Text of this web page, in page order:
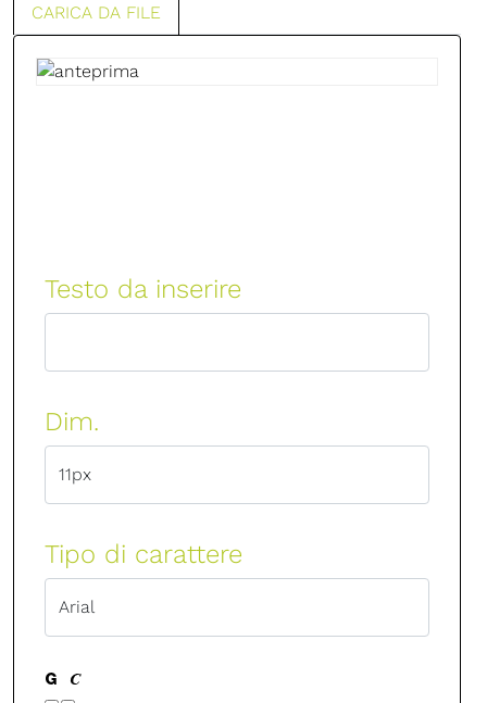
CARICA DA FILE
Testo da inserire
Dim.
Tipo di carattere